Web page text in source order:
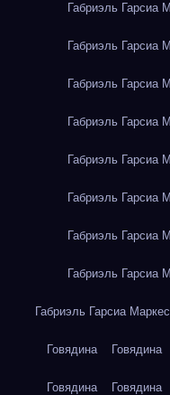
Габриэль Гарсиа
Габриэль Гарсиа
Габриэль Гарсиа
Габриэль Гарсиа
Габриэль Гарсиа
Габриэль Гарсиа
Габриэль Гарсиа
Габриэль Гарсиа
Габриэль Гарсиа
Говядина Говядина
Говядина Говядина